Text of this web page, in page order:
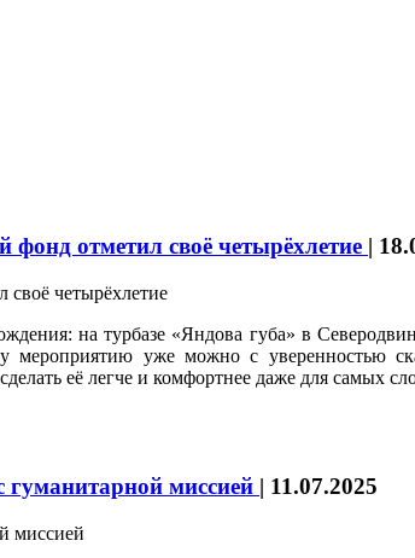
отметил своё четырёхлетие |
на турбазе «Яндова губа» в
уже можно с уверенностью
её легче и комфортнее даже для самых
миссией | 11.07.2025